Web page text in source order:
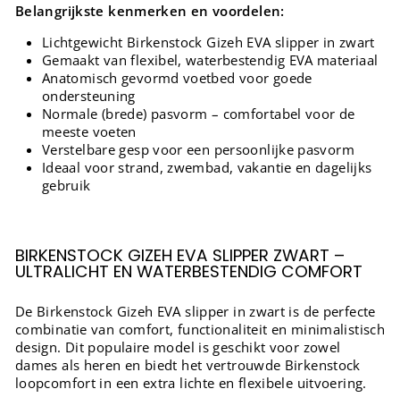
Belangrijkste kenmerken en voordelen:
Lichtgewicht Birkenstock Gizeh EVA slipper in zwart
Gemaakt van flexibel, waterbestendig EVA materiaal
Anatomisch gevormd voetbed voor goede
ondersteuning
Normale (brede) pasvorm – comfortabel voor de
meeste voeten
Verstelbare gesp voor een persoonlijke pasvorm
Ideaal voor strand, zwembad, vakantie en dagelijks
gebruik
BIRKENSTOCK GIZEH EVA SLIPPER ZWART –
ULTRALICHT EN WATERBESTENDIG COMFORT
De Birkenstock Gizeh EVA slipper in zwart is de perfecte
combinatie van comfort, functionaliteit en minimalistisch
design. Dit populaire model is geschikt voor zowel
dames als heren en biedt het vertrouwde Birkenstock
loopcomfort in een extra lichte en flexibele uitvoering.